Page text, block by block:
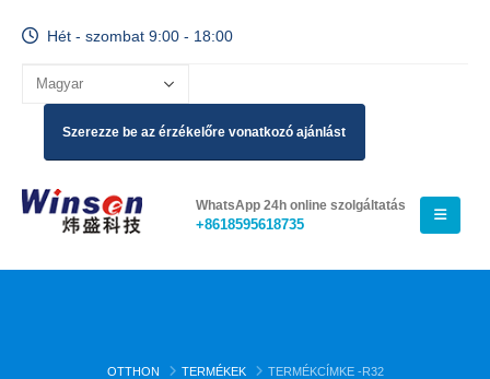
Hét - szombat 9:00 - 18:00
Szerezze be az érzékelőre vonatkozó ajánlást
WhatsApp 24h online szolgáltatás
+8618595618735
OTTHON TERMÉKEK TERMÉKCÍMKE -R32